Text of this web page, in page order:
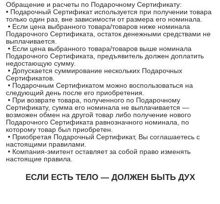
Обращение и расчеты по Подарочному Сертификату:
• Подарочный Сертификат используется при получении товара
только один раз, вне зависимости от размера его номинала.
• Если цена выбранного товара/товаров ниже номинала
Подарочного Сертификата, остаток денежными средствами не
выплачивается.
• Если цена выбранного товара/товаров выше номинала
Подарочного Сертификата, предъявитель должен доплатить
недостающую сумму.
• Допускается суммирование нескольких Подарочных
Сертификатов.
• Подарочным Сертификатом можно воспользоваться на
следующий день после его приобретения.
• При возврате товара, полученного по Подарочному
Сертификату, сумма его номинала не выплачивается —
возможен обмен на другой товар либо получение нового
Подарочного Сертификата равнозначного номинала, по
которому товар был приобретен.
• Приобретая Подарочный Сертификат, Вы соглашаетесь с
настоящими правилами.
• Компания-эмитент оставляет за собой право изменять
настоящие правила.
ЕСЛИ ЕСТЬ ТЕЛО — ДОЛЖЕН БЫТЬ ДУХ